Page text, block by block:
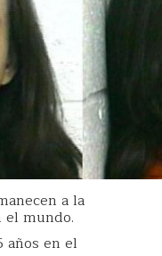
a la
el mundo.
años en el